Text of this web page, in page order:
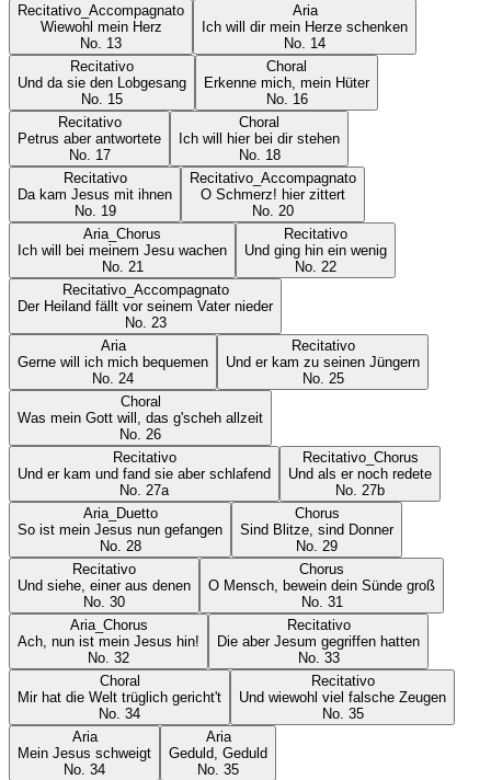
Recitativo_Accompagnato
Wiewohl mein Herz
No. 13
Aria
Ich will dir mein Herze schenken
No. 14
Recitativo
Und da sie den Lobgesang
No. 15
Choral
Erkenne mich, mein Hüter
No. 16
Recitativo
Petrus aber antwortete
No. 17
Choral
Ich will hier bei dir stehen
No. 18
Recitativo
Da kam Jesus mit ihnen
No. 19
Recitativo_Accompagnato
O Schmerz! hier zittert
No. 20
Aria_Chorus
Ich will bei meinem Jesu wachen
No. 21
Recitativo
Und ging hin ein wenig
No. 22
Recitativo_Accompagnato
Der Heiland fällt vor seinem Vater nieder
No. 23
Aria
Gerne will ich mich bequemen
No. 24
Recitativo
Und er kam zu seinen Jüngern
No. 25
Choral
Was mein Gott will, das g'scheh allzeit
No. 26
Recitativo
Und er kam und fand sie aber schlafend
No. 27a
Recitativo_Chorus
Und als er noch redete
No. 27b
Aria_Duetto
So ist mein Jesus nun gefangen
No. 28
Chorus
Sind Blitze, sind Donner
No. 29
Recitativo
Und siehe, einer aus denen
No. 30
Chorus
O Mensch, bewein dein Sünde groß
No. 31
Aria_Chorus
Ach, nun ist mein Jesus hin!
No. 32
Recitativo
Die aber Jesum gegriffen hatten
No. 33
Choral
Mir hat die Welt trüglich gericht't
No. 34
Recitativo
Und wiewohl viel falsche Zeugen
No. 35
Aria
Mein Jesus schweigt
No. 34
Aria
Geduld, Geduld
No. 35